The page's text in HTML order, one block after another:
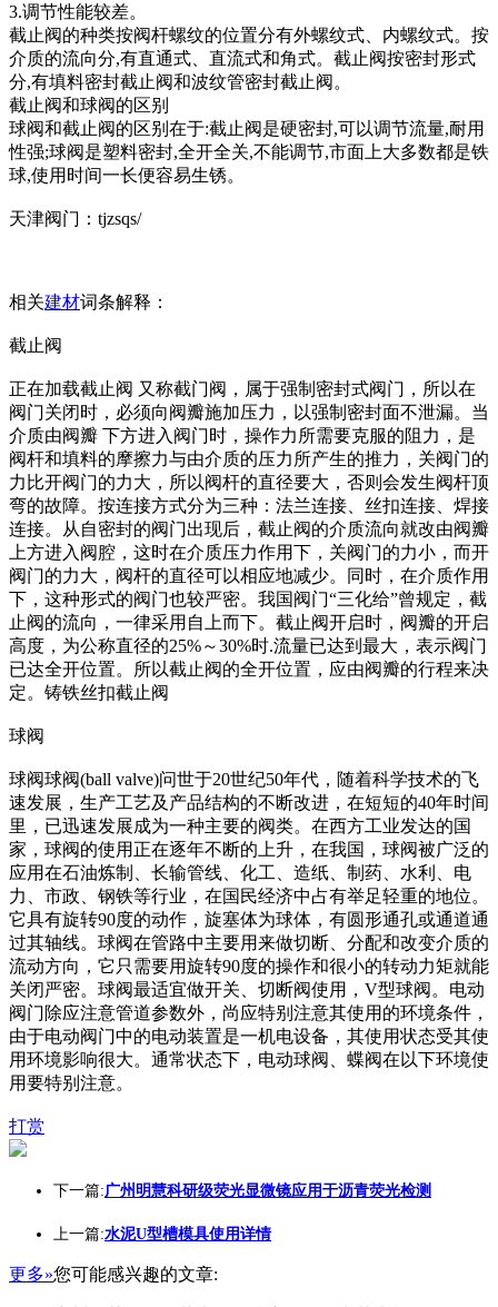
3.调节性能较差。
截止阀的种类按阀杆螺纹的位置分有外螺纹式、内螺纹式。按
介质的流向分,有直通式、直流式和角式。截止阀按密封形式
分,有填料密封截止阀和波纹管密封截止阀。
截止阀和球阀的区别
球阀和截止阀的区别在于:截止阀是硬密封,可以调节流量,耐用
性强;球阀是塑料密封,全开全关,不能调节,市面上大多数都是铁
球,使用时间一长便容易生锈。
天津阀门：tjzsqs/
相关建材词条解释：
截止阀
正在加载截止阀 又称截门阀，属于强制密封式阀门，所以在
阀门关闭时，必须向阀瓣施加压力，以强制密封面不泄漏。当
介质由阀瓣 下方进入阀门时，操作力所需要克服的阻力，是
阀杆和填料的摩擦力与由介质的压力所产生的推力，关阀门的
力比开阀门的力大，所以阀杆的直径要大，否则会发生阀杆顶
弯的故障。按连接方式分为三种：法兰连接、丝扣连接、焊接
连接。从自密封的阀门出现后，截止阀的介质流向就改由阀瓣
上方进入阀腔，这时在介质压力作用下，关阀门的力小，而开
阀门的力大，阀杆的直径可以相应地减少。同时，在介质作用
下，这种形式的阀门也较严密。我国阀门“三化给”曾规定，截
止阀的流向，一律采用自上而下。截止阀开启时，阀瓣的开启
高度，为公称直径的25%～30%时.流量已达到最大，表示阀门
已达全开位置。所以截止阀的全开位置，应由阀瓣的行程来决
定。铸铁丝扣截止阀
球阀
球阀球阀(ball valve)问世于20世纪50年代，随着科学技术的飞
速发展，生产工艺及产品结构的不断改进，在短短的40年时间
里，已迅速发展成为一种主要的阀类。在西方工业发达的国
家，球阀的使用正在逐年不断的上升，在我国，球阀被广泛的
应用在石油炼制、长输管线、化工、造纸、制药、水利、电
力、市政、钢铁等行业，在国民经济中占有举足轻重的地位。
它具有旋转90度的动作，旋塞体为球体，有圆形通孔或通道通
过其轴线。球阀在管路中主要用来做切断、分配和改变介质的
流动方向，它只需要用旋转90度的操作和很小的转动力矩就能
关闭严密。球阀最适宜做开关、切断阀使用，V型球阀。电动
阀门除应注意管道参数外，尚应特别注意其使用的环境条件，
由于电动阀门中的电动装置是一机电设备，其使用状态受其使
用环境影响很大。通常状态下，电动球阀、蝶阀在以下环境使
用要特别注意。
打赏
下一篇:广州明慧科研级荧光显微镜应用于沥青荧光检测
上一篇:水泥U型槽模具使用详情
更多»您可能感兴趣的文章: